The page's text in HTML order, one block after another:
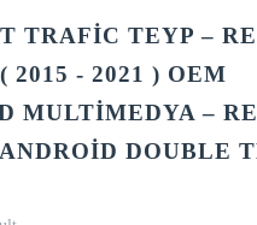
TRAFİC TEYP –
2015 - 2021 ) OEM
MULTİMEDYA –
DOUBLE